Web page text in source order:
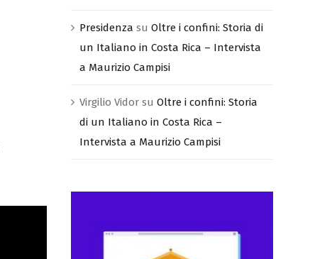
Presidenza su Oltre i confini: Storia di
un Italiano in Costa Rica – Intervista
a Maurizio Campisi
Virgilio Vidorsu Oltre i confini: Storia
di un Italiano in Costa Rica –
Intervista a Maurizio Campisi